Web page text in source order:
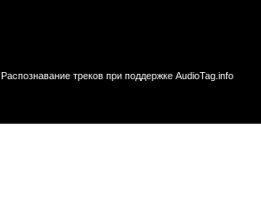
Распознавание треков при поддержке AudioTag.info